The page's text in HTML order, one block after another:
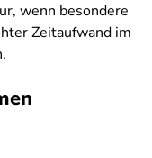
wenn besondere
Zeitaufwand im